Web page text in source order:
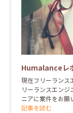
Humalanceレ
現在フリーランス
リーランスエン
ニアに案件をお願
記事を読む